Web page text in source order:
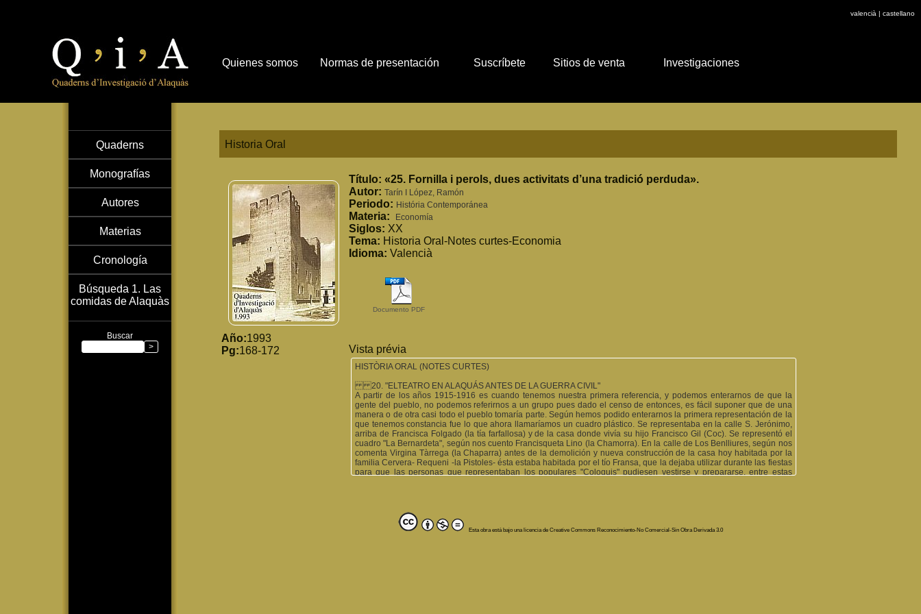
valencià | castellano
Quaderns
Monografías
Autores
Materias
Cronología
Búsqueda 1. Las
comidas de Alaquàs
Buscar
Historia Oral
Año:1993
Pg:168-172
Título: «25. Fornilla i perols, dues activitats d’una tradició perduda».
Autor: Tarín I López, Ramón
Periodo: História Contemporánea
Materia: Economía
Siglos: XX
Tema: Historia Oral-Notes curtes-Economia
Idioma: Valencià
Documento PDF
Vista prévia
HISTÒRIA ORAL (NOTES CURTES)
20. "ELTEATRO EN ALAQUÁS ANTES DE LA GUERRA CIVIL"
A partir de los años 1915-1916 es cuando tenemos nuestra primera referencia, y podemos enterarnos de que la
gente del pueblo, no podemos referirnos a un grupo pues dado el censo de entonces, es fácil suponer que de una
manera o de otra casi todo el pueblo tomaría parte. Según hemos podido enterarnos la primera representación de la
que tenemos constancia fue lo que ahora llamaríamos un cuadro plástico. Se representaba en la calle S. Jerónimo,
arriba de Francisca Folgado (la tía farfallosa) y de la casa donde vivía su hijo Francisco Gil (Coc). Se representó el
cuadro "La Bernardeta", según nos cuento Francisqueta Lino (la Chamorra). En la calle de Los Benlliures, según nos
comenta Virgina Tàrrega (la Chaparra) antes de la demolición y nueva construcción de la casa hoy habitada por la
familia Cervera- Requeni -la Pistoles- ésta estaba habitada por el tío Fransa, que la dejaba utilizar durante las fiestas
para que las personas que representaban los populares "Coloquis" pudiesen vestirse y prepararse, entre estas
la presencia de una niña fue requerida par tomar parte, aceptando ella llena de alegría, pepro su gozo en un pozo,
pues al llegar a casa y contárselo a su padre éste se enfadó tnao que la tuvo atada a un árbol del corral, para que no
se escapara y pudiera tomar parte del nuevo en el "Col·loqui". Se pasó después y aún en esta misma calle, en el
Esta obra está bajo una licencia de Creative Commons Reconocimiento-No Comercial-Sin Obra Derivada 3.0
Quienes somos Normas de presentación Suscríbete Sitios de venta Investigaciones